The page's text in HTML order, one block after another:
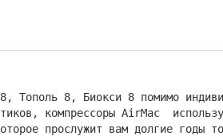
8, Биокси 8 помимо
компрессоры AirMac
прослужит вам долгие годы